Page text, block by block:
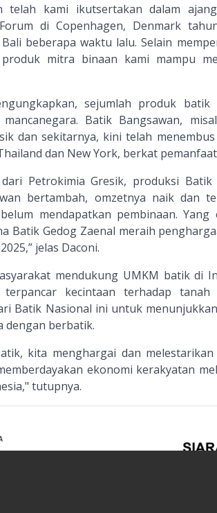
telah kami ikutsertakan dalam
di Copenhagen, Denmark
beberapa waktu lalu. Selain
mitra binaan kami mampu
sejumlah produk
Batik Bangsawan,
dan sekitarnya, kini telah
dan New York, berkat
Petrokimia Gresik, produksi Batik
bertambah, omzetnya naik dan
mendapatkan pembinaan. Yang
Batik Gedog Zaenal meraih
jelas Daconi.
mendukung UMKM batik di
terpancar kecintaan terhadap
Batik Nasional ini untuk
dengan berbatik.
kita menghargai dan
ekonomi kerakyatan
tutupnya.